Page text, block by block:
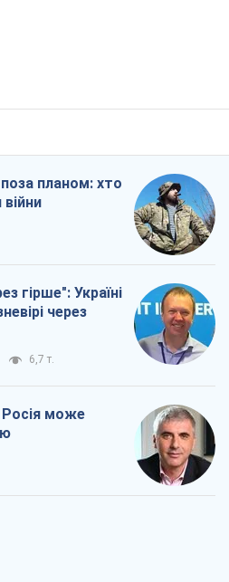
планом: хто
гірше": Україні
через
6,7 т.
Росія може